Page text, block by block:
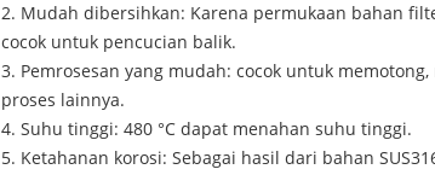
2. Mudah dibersihkan: Karena permukaan bahan
cocok untuk pencucian balik.
3. Pemrosesan yang mudah: cocok untuk
proses lainnya.
4. Suhu tinggi: 480 °C dapat menahan suhu tinggi.
5. Ketahanan korosi: Sebagai hasil dari bahan